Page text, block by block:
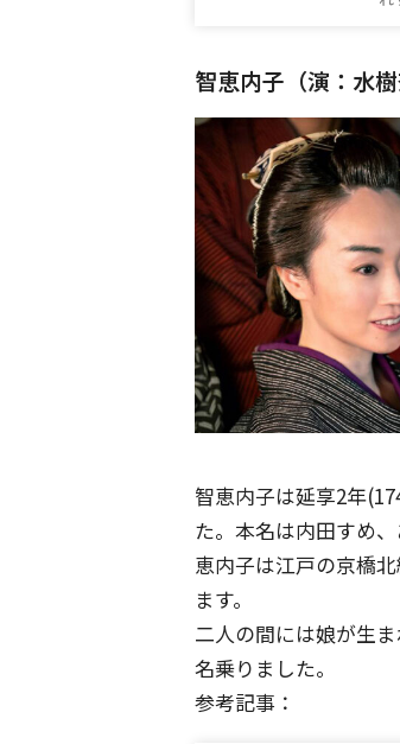
智恵内子（演：水樹
智恵内子は延享2年
た。本名は内田すめ
恵内子は江戸の京橋
ます。
二人の間には娘が生
名乗りました。
参考記事：